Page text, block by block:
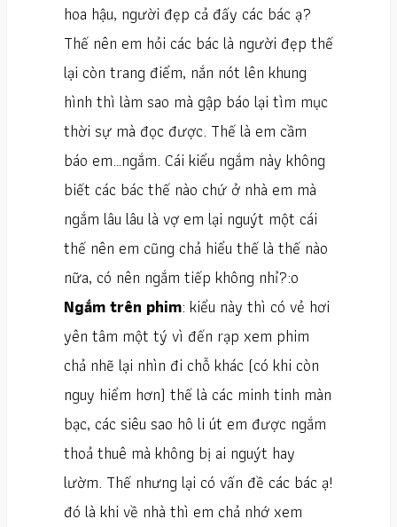
hoa hậu, người đẹp cả đấy các bác ạ?
Thế nên em hỏi các bác là người đẹp thế
lại còn trang điểm, nắn nót lên khung
hình thì làm sao mà gập báo lại tìm mục
thời sự mà đọc được. Thế là em cầm
báo em…ngắm. Cái kiểu ngắm này không
biết các bác thế nào chứ ở nhà em mà
ngắm lâu lâu là vợ em lại nguýt một cái
thế nên em cũng chả hiểu thế là thế nào
nữa, có nên ngắm tiếp không nhỉ?:o
Ngắm trên phim: kiểu này thì có vẻ hơi
yên tâm một tý vì đến rạp xem phim
chả nhẽ lại nhìn đi chỗ khác (có khi còn
nguy hiểm hơn) thế là các minh tinh màn
bạc, các siêu sao hô li út em được ngắm
thoả thuê mà không bị ai nguýt hay
lườm. Thế nhưng lại có vấn đề các bác ạ!
đó là khi về nhà thì em chả nhớ xem